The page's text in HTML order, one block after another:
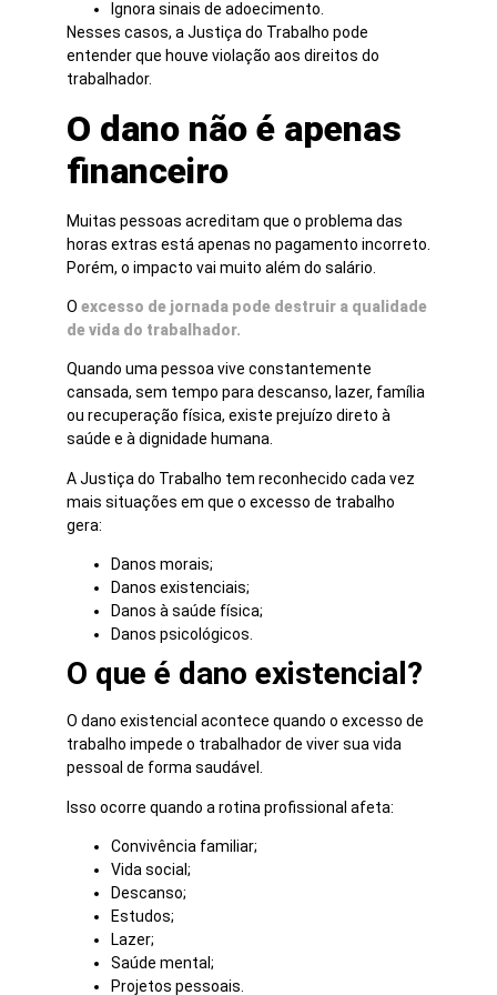
Ignora sinais de adoecimento.
Nesses casos, a Justiça do Trabalho pode
entender que houve violação aos direitos do
trabalhador.
O dano não é apenas
financeiro
Muitas pessoas acreditam que o problema das
horas extras está apenas no pagamento incorreto.
Porém, o impacto vai muito além do salário.
O excesso de jornada pode destruir a qualidade
de vida do trabalhador.
Quando uma pessoa vive constantemente
cansada, sem tempo para descanso, lazer, família
ou recuperação física, existe prejuízo direto à
saúde e à dignidade humana.
A Justiça do Trabalho tem reconhecido cada vez
mais situações em que o excesso de trabalho
gera:
Danos morais;
Danos existenciais;
Danos à saúde física;
Danos psicológicos.
O que é dano existencial?
O dano existencial acontece quando o excesso de
trabalho impede o trabalhador de viver sua vida
pessoal de forma saudável.
Isso ocorre quando a rotina profissional afeta:
Convivência familiar;
Vida social;
Descanso;
Estudos;
Lazer;
Saúde mental;
Projetos pessoais.